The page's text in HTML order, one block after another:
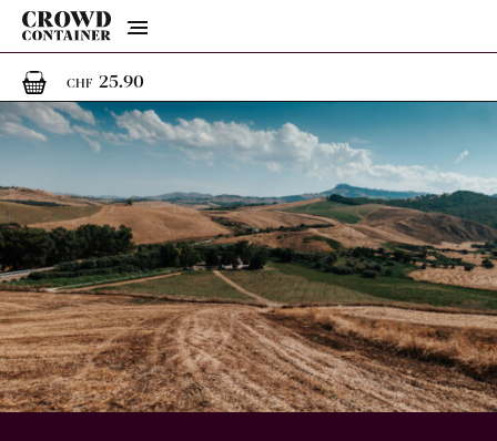
Menu
CHF 25.901 Artikel im Warenkorb